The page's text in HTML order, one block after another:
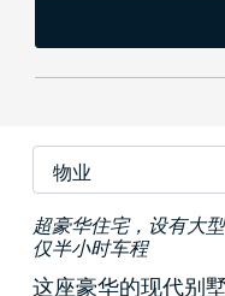
超豪华住宅，设有大
仅半小时车程
这座豪华的现代别